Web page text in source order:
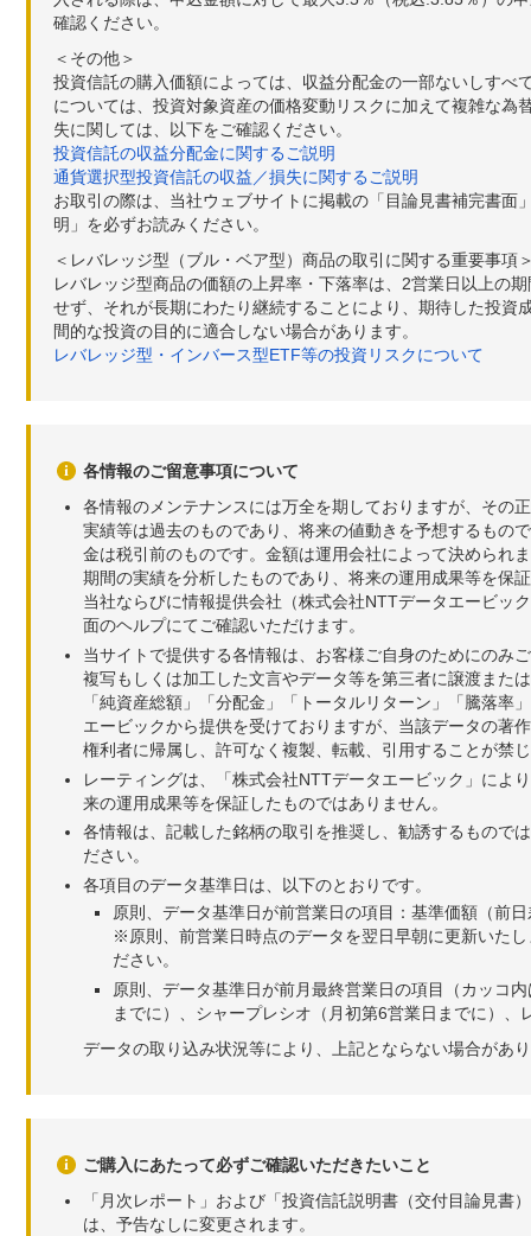
確認ください。
＜その他＞
投資信託の購入価額によっては、収益分配金の一部ないしす
については、投資対象資産の価格変動リスクに加えて複雑な
失に関しては、以下をご確認ください。
投資信託の収益分配金に関するご説明
通貨選択型投資信託の収益／損失に関するご説明
お取引の際は、当社ウェブサイトに掲載の「目論見書補完書
明」を必ずお読みください。
＜レバレッジ型（ブル・ベア型）商品の取引に関する重要事項
レバレッジ型商品の価額の上昇率・下落率は、2営業日以上の
せず、それが長期にわたり継続することにより、期待した投
間的な投資の目的に適合しない場合があります。
レバレッジ型・インバース型ETF等の投資リスクについて
各情報のご留意事項について
各情報のメンテナンスには万全を期しておりますが、その
実績等は過去のものであり、将来の値動きを予想するもの
金は税引前のものです。金額は運用会社によって決められ
期間の実績を分析したものであり、将来の運用成果等を保
当社ならびに情報提供会社（株式会社NTTデータエービッ
面のヘルプにてご確認いただけます。
当サイトで提供する各情報は、お客様ご自身のためにのみ
複写もしくは加工した文言やデータ等を第三者に譲渡また
「純資産総額」「分配金」「トータルリターン」「騰落
エービックから提供を受けておりますが、当該データの著
権利者に帰属し、許可なく複製、転載、引用することが禁
レーティングは、「株式会社NTTデータエービック」によ
来の運用成果等を保証したものではありません。
各情報は、記載した銘柄の取引を推奨し、勧誘するもので
ださい。
各項目のデータ基準日は、以下のとおりです。
原則、データ基準日が前営業日の項目：基準価額（前
※原則、前営業日時点のデータを翌日早朝に更新いた
ださい。
原則、データ基準日が前月最終営業日の項目（カッコ
までに）、シャープレシオ（月初第6営業日までに）
データの取り込み状況等により、上記とならない場合があ
ご購入にあたって必ずご確認いただきたいこと
「月次レポート」および「投資信託説明書（交付目論見
は、予告なしに変更されます。